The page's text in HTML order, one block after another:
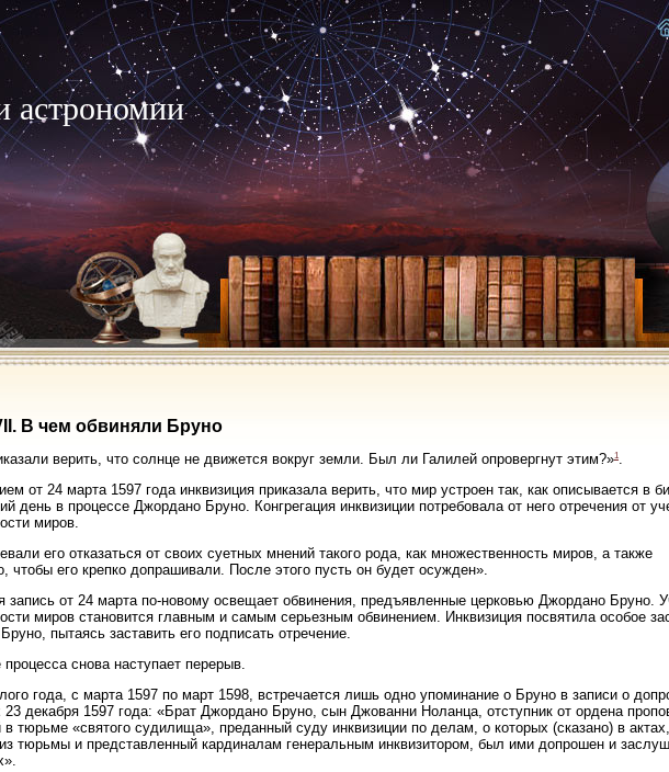
астрономии
В чем обвиняли Бруно
верить, что солнце не движется вокруг земли. Был ли Галилей опровергнут этим?»1 .
от 24 марта 1597 года инквизиция приказала верить, что мир устроен так, как описывается в
день в процессе Джордано Бруно. Конгрегация инквизиции потребовала от него отречения от
миров.
его отказаться от своих суетных мнений такого рода, как множественность миров, а также
чтобы его крепко допрашивали. После этого пусть он будет осужден».
запись от 24 марта по-новому освещает обвинения, предъявленные церковью Джордано Бруно.
миров становится главным и самым серьезным обвинением. Инквизиция посвятила особое
пытаясь заставить его подписать отречение.
снова наступает перерыв.
года, с марта 1597 по март 1598, встречается лишь одно упоминание о Бруно в записи о
декабря 1597 года: «Брат Джордано Бруно, сын Джованни Ноланца, отступник от ордена
тюрьме «святого судилища», преданный суду инквизиции по делам, о которых (сказано) в актах,
тюрьмы и представленный кардиналам генеральным инквизитором, был ими допрошен и